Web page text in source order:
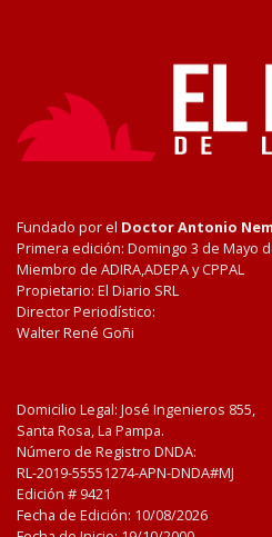
Fundado por el Doctor Antonio
Primera edición: Domingo 3 de Mayo
Miembro de ADIRA,ADEPA y CPPAL
Propietario: El Diario SRL
Director Periodístico:
Walter René Goñi
Domicilio Legal: José Ingenieros 855,
Santa Rosa, La Pampa.
Número de Registro DNDA:
RL-2019-55551274-APN-DNDA#MJ
Edición # 9421
Fecha de Edición: 10/08/2026